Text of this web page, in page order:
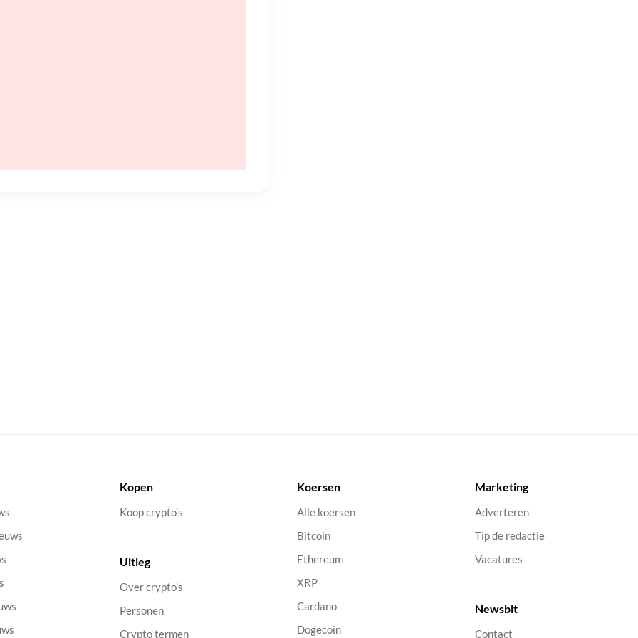
Kopen
Koop crypto’s
Uitleg
Over crypto’s
Personen
Crypto termen
Koersen
Alle koersen
Bitcoin
Ethereum
XRP
Cardano
Dogecoin
Marketing
Adverteren
Tip de redactie
Vacatures
Newsbit
Contact